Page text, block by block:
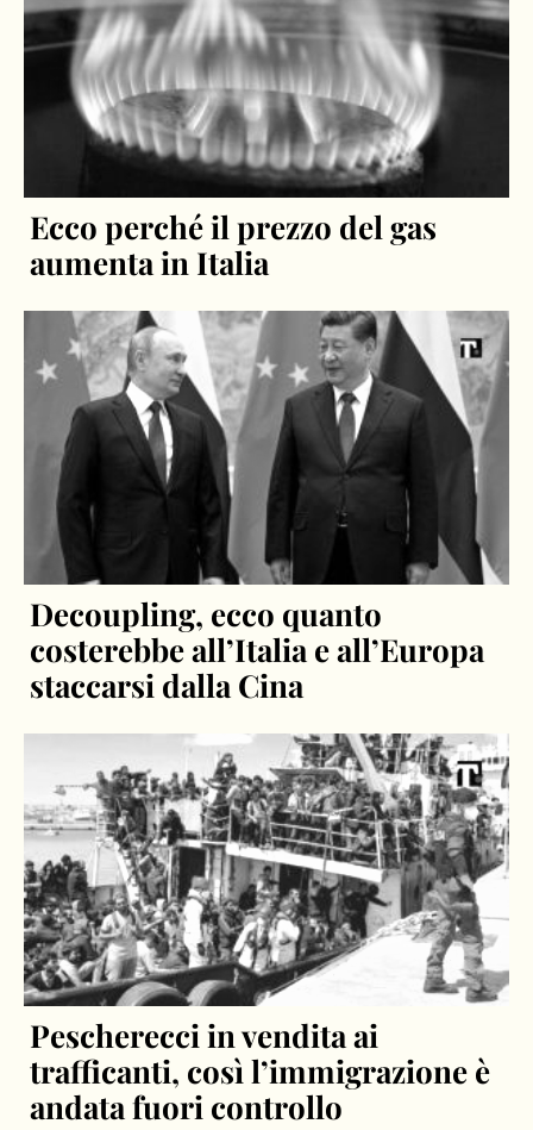
Ecco perché il prezzo del gas
aumenta in Italia
Decoupling, ecco quanto
costerebbe all’Italia e all’Europa
staccarsi dalla Cina
Pescherecci in vendita ai
trafficanti, così l’immigrazione è
andata fuori controllo